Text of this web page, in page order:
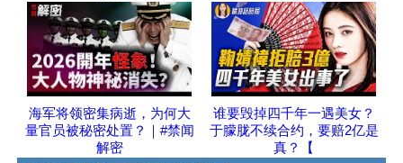
海军将领密集病逝，为何大
量官员被秘密处置？｜#禁闻
解密
谁要毁掉四千年一遇美女？
于朦胧不续合约，要赔2亿是
真？【